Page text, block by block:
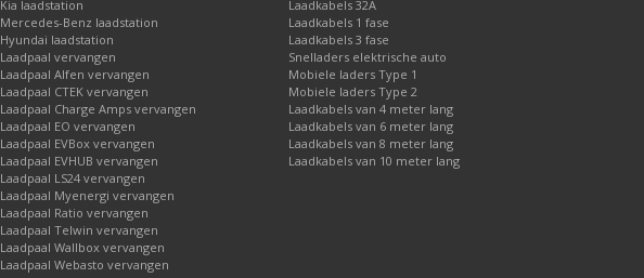
DeBMW i3 met 33kWh accu
heeft een type 2 aansluiting aan autozijde en kan
laadkabel type 2, 3 fase, 16A geschikt.
DeBMW i3 met 7.4 kW boordladerheeft een type 2 aansluiting aan autozijde en
een laadkabel type 2, 1 fase, 32A geschikt.
DeBMW i3 met 11 kW boordladerheeft een type 2 aansluiting aan autozijde en
een laadkabel type 2, 3 fase, 16A geschikt.
Kies hieronder het model van BMW dat van toepassing is en u vindt de meeste
Kia laadstation
Mercedes-Benz laadstation
Hyundai laadstation
Laadpaal vervangen
Laadpaal Alfen vervangen
Laadpaal CTEK vervangen
Laadpaal Charge Amps vervangen
Laadpaal EO vervangen
Laadpaal EVBox vervangen
Laadpaal EVHUB vervangen
Laadpaal LS24 vervangen
Laadpaal Myenergi vervangen
Laadpaal Ratio vervangen
Laadpaal Telwin vervangen
Laadpaal Wallbox vervangen
Laadpaal Webasto vervangen
Laadkabels 32A
Laadkabels 1 fase
Laadkabels 3 fase
Snelladers elektrische auto
Mobiele laders Type 1
Mobiele laders Type 2
Laadkabels van 4 meter lang
Laadkabels van 6 meter lang
Laadkabels van 8 meter lang
Laadkabels van 10 meter lang